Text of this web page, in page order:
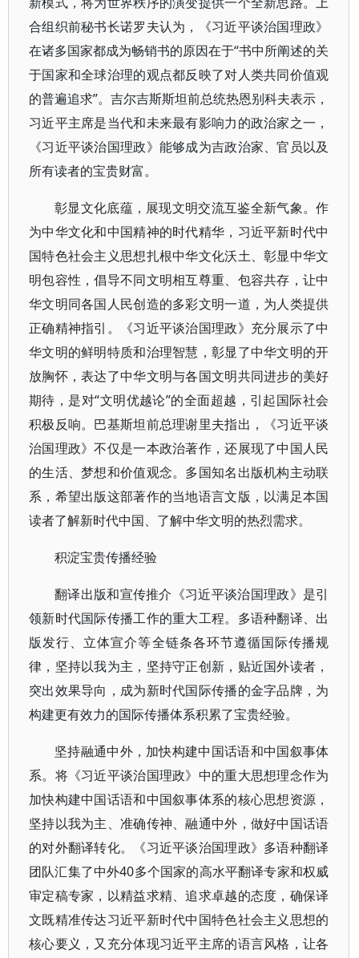
合组织前秘书长诺罗夫认为，《习近平谈治国理政》
在诸多国家都成为畅销书的原因在于“书中所阐述的关
于国家和全球治理的观点都反映了对人类共同价值观
的普遍追求”。吉尔吉斯斯坦前总统热恩别科夫表示，
习近平主席是当代和未来最有影响力的政治家之一，
《习近平谈治国理政》能够成为吉政治家、官员以及
所有读者的宝贵财富。
彰显文化底蕴，展现文明交流互鉴全新气象。作
为中华文化和中国精神的时代精华，习近平新时代中
国特色社会主义思想扎根中华文化沃土、彰显中华文
明包容性，倡导不同文明相互尊重、包容共存，让中
华文明同各国人民创造的多彩文明一道，为人类提供
正确精神指引。《习近平谈治国理政》充分展示了中
华文明的鲜明特质和治理智慧，彰显了中华文明的开
放胸怀，表达了中华文明与各国文明共同进步的美好
期待，是对“文明优越论”的全面超越，引起国际社会
积极反响。巴基斯坦前总理谢里夫指出，《习近平谈
治国理政》不仅是一本政治著作，还展现了中国人民
的生活、梦想和价值观念。多国知名出版机构主动联
系，希望出版这部著作的当地语言文版，以满足本国
读者了解新时代中国、了解中华文明的热烈需求。
积淀宝贵传播经验
翻译出版和宣传推介《习近平谈治国理政》是引
领新时代国际传播工作的重大工程。多语种翻译、出
版发行、立体宣介等全链条各环节遵循国际传播规
律，坚持以我为主，坚持守正创新，贴近国外读者，
突出效果导向，成为新时代国际传播的金字品牌，为
构建更有效力的国际传播体系积累了宝贵经验。
坚持融通中外，加快构建中国话语和中国叙事体
系。将《习近平谈治国理政》中的重大思想理念作为
加快构建中国话语和中国叙事体系的核心思想资源，
坚持以我为主、准确传神、融通中外，做好中国话语
的对外翻译转化。《习近平谈治国理政》多语种翻译
团队汇集了中外40多个国家的高水平翻译专家和权威
审定稿专家，以精益求精、追求卓越的态度，确保译
文既精准传达习近平新时代中国特色社会主义思想的
核心要义，又充分体现习近平主席的语言风格，让各